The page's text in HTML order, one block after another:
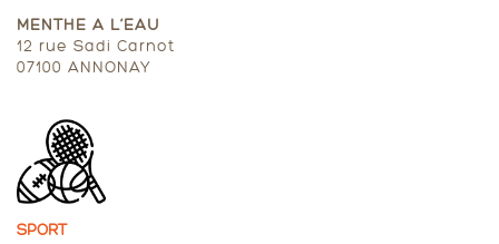
MENTHE A L’EAU
12 rue Sadi Carnot
07100 ANNONAY
SPORT